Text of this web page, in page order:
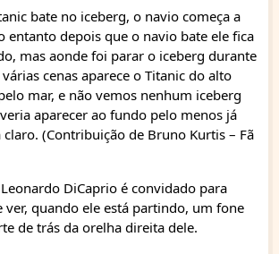
bate no iceberg, o navio começa a
entanto depois que o navio bate ele fica
mas aonde foi parar o iceberg durante
cenas aparece o Titanic do alto
mar, e não vemos nenhum iceberg
aparecer ao fundo pelo menos já
claro. (Contribuição de Bruno Kurtis – Fã
DiCaprio é convidado para
ver, quando ele está partindo, um fone
de trás da orelha direita dele.